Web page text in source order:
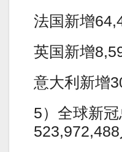
法国新增
英国新增
意大利新增
5）全球新
523,972,488